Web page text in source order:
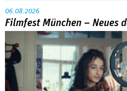
06.08.2026
Filmfest München – Neues